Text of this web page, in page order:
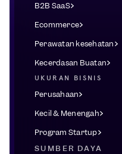
B2B SaaS
Ecommerce
Perawatan kesehatan
Kecerdasan Buatan
UKURAN BISNIS
Perusahaan
Kecil & Menengah
Program Startup
SUMBER DAYA